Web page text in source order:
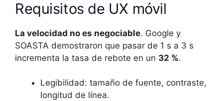
Requisitos de UX móvil
La velocidad no es negociable. Google y
SOASTA demostraron que pasar de 1 s a 3 s
incrementa la tasa de rebote en un 32 %.
Legibilidad: tamaño de fuente, contraste,
longitud de línea.